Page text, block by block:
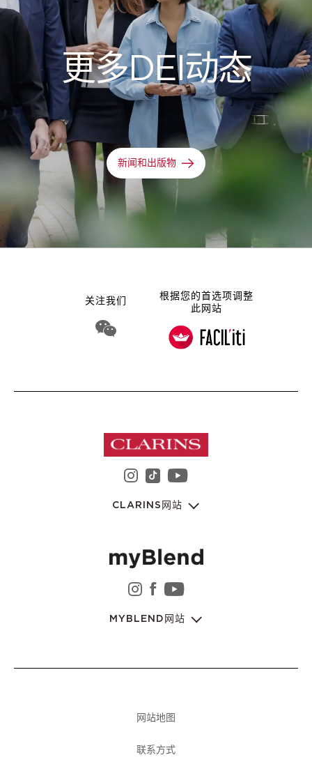
更多DEI动态
新闻和出版物
关注我们
WeChat 娇韵诗集团
根据您的首选项调整
此网站
instagram 娇韵诗集团
youtube 娇韵诗集
CLARINS网站
instagram 娇韵诗集团
facebook 娇韵诗集团
youtube 娇韵诗集
MYBLEND网站
网站地图
联系方式